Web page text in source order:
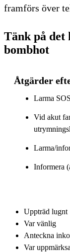
framförs över
Tänk på det
bombhot
Åtgärder
Larma
Vid akut
Larma/
Informera
Uppträd lugnt
Var vänlig
Anteckna
Var